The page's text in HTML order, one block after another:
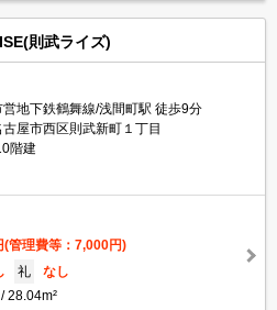
則武ライズ)
地下鉄鶴舞線/浅間町駅 徒歩9分
屋市西区則武新町１丁目
階建
(管理費等：7,000円)
礼
なし
28.04m²